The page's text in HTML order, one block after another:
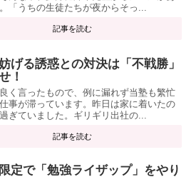
「うちの生徒たちが夜からそっ...
記事を読む
げる誘惑との対決は「不戦勝」
！
く言ったもので、例に漏れず当塾も繁忙
事が滞っています。昨日は家に着いたの
ぎていました。ギリギリ出社の...
記事を読む
定で「勉強ライザップ」をやり